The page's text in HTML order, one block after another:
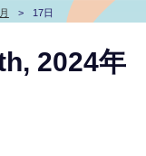
> 17日
2024年